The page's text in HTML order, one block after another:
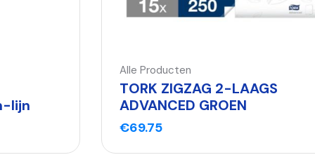
TORK ZIGZAG 2-LAAGS
ADVANCED GROEN